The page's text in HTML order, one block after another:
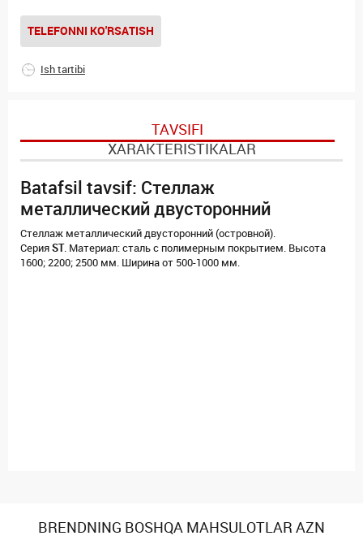
TELEFONNI KO'RSATISH
Ish tartibi
TAVSIFI
XARAKTERISTIKALAR
Batafsil tavsif: Стеллаж
металлический двусторонний
Стеллаж металлический двусторонний (островной).
Cерия ST. Материал: сталь с полимерным покрытием. Высота
1600; 2200; 2500 мм. Ширина от 500-1000 мм.
BRENDNING BOSHQA MAHSULOTLAR AZN